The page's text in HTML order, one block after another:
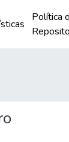
Política